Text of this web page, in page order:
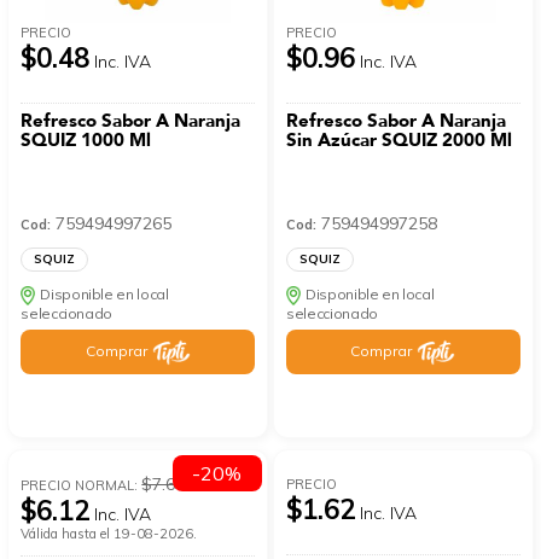
PRECIO
$0.48 Inc. IVA
Refresco Sabor A Naranja
SQUIZ 1000 Ml
Cod: 759494997265
SQUIZ
Disponible en local
seleccionado
Comprar
PRECIO
$0.96 Inc. IVA
Refresco Sabor A Naranja
Sin Azúcar SQUIZ 2000 Ml
Cod: 759494997258
SQUIZ
Disponible en local
seleccionado
Comprar
PRECIO NORMAL:$7.65
$6.12 Inc. IVA
Válida hasta el 19-08-2026.
-20% PRECIO
$1.62 Inc. IVA